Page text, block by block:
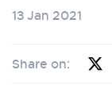
13 Jan 2021
Share on: